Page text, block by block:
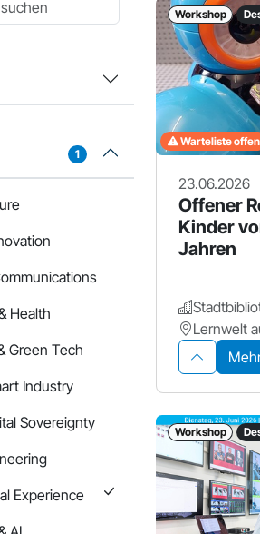
1
Health
Green Tech
Industry
Sovereignty
Experience
Workshop
Warteliste offen
23.06.2026
Offener
Kinder
Jahren
Workshop